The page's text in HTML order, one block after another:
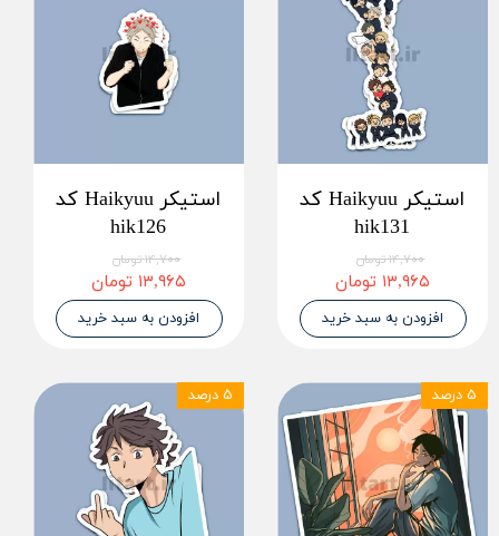
استیکر Haikyuu کد
hik131
۱۴,۷۰۰ تومان
۱۳,۹۶۵ تومان
افزودن به سبد خرید
استیکر Haikyuu کد
hik126
۱۴,۷۰۰ تومان
۱۳,۹۶۵ تومان
افزودن به سبد خرید
۵ درصد ۵ درصد